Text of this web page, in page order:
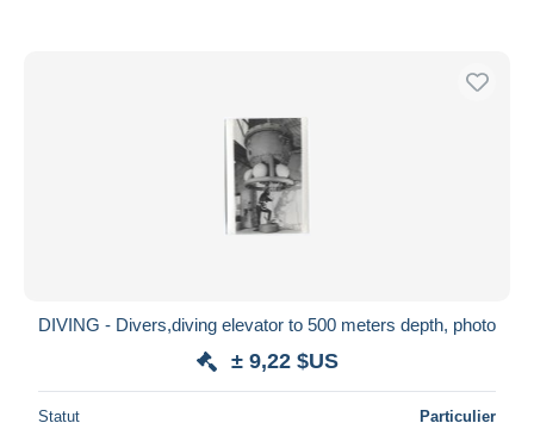
DIVING - Divers,diving elevator to 500 meters depth, photo
± 9,22 $US
Statut Particulier